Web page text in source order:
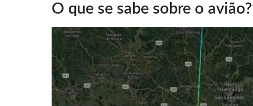
O que se sabe sobre o avião?